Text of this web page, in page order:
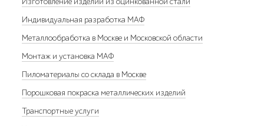
Индивидуальная разработка МАФ
Металлообработка в Москве и Московской области
Монтаж и установка МАФ
Пиломатериалы со склада в Москве
Порошковая покраска металлических изделий
Транспортные услуги